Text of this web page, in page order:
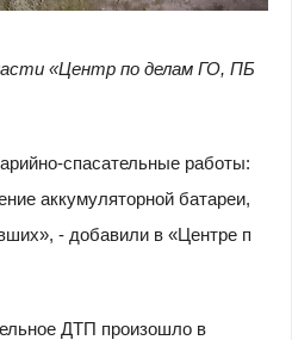
«Центр по делам ГО, ПБ
спасательные работы:
аккумуляторной батареи,
- добавили в «Центре п
ДТП произошло в